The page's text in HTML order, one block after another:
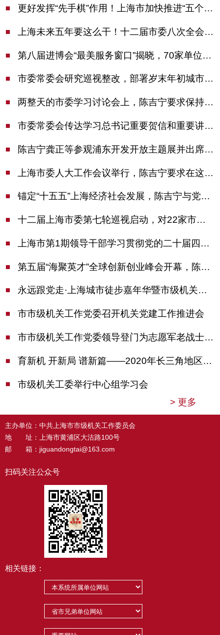
更好发挥“先手棋”作用！上海市加快推进“五个中心”建设领导小组会议举行
上海未来五年要这么干！十二届市委八次全会审议通过上海“十五五”规划建议
第八届进博会“最美服务窗口”揭晓，70家单位诠释“上海服务”温度
市委常委会研究巡视整改，部署岁末年初城市安全工作
两整天的市委学习讨论会上，陈吉宁要求保持战略定力始终坚定信心善于科学应对
市委常委会传达学习总书记重要贺信和重要讲话精神，研究党建引领物业治理等工作
陈吉宁龚正等参观浦东开发开放主题展并出席座谈会
上海市委人大工作会议举行，陈吉宁要求在这些方面更加奋发有为
锚定“十五五”上海经济社会发展，陈吉宁与党外人士专题协商座谈
十二届上海市委第七轮巡视启动，对22家市管单位开展常规巡视
上海市第1期领导干部学习贯彻党的二十届四中全会精神专题研讨班开班，陈吉宁作专题报告
第五届“海聚英才”全球创新创业峰会开幕，陈吉宁出席并启动新一届大赛
永远跟党走·上海城市徒步嘉年华暨市级机关运动会开幕
市市级机关工作党委召开机关党建工作推进会
市市级机关工作党委领导登门为志愿军老战士佩戴纪念章
育新机 开新局 谱新篇——2020年长三角地区机关党建工作研讨会在南京召开
市级机关工委举行中心组学习会
> 更多